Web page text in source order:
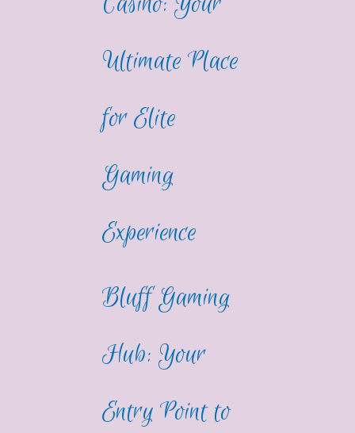
Ultimate Place
for Elite
Gaming
Experience
Bluff Gaming
Hub: Your
Entry Point to